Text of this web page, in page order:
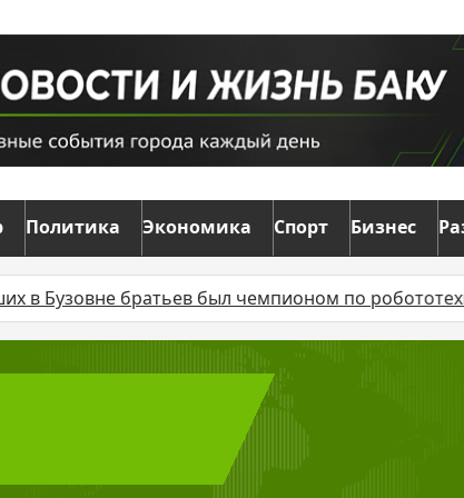
Политика Экономика Спорт Бизнес
братьев был чемпионом по робототехнике